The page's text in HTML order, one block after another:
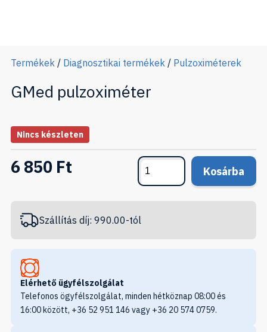
Termékek / Diagnosztikai termékek / Pulzoximéterek
GMed pulzoximéter
Nincs készleten
6 850 Ft Kosárba
Szállítás díj: 990.00-tól
Elérhető ügyfélszolgálat
Telefonos ögyfélszolgálat, minden hétköznap 08:00 és
16:00 között, +36 52 951 146 vagy +36 20 574 0759.